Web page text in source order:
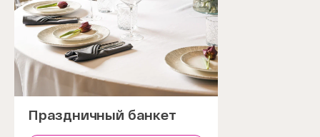
Праздничный банкет